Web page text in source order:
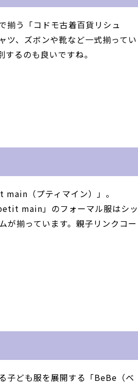
揃う「コドモ古着百貨リシュ
ツ、ズボンや靴など一式揃ってい
るのも良いですね。
（プティマイン）」。
main」のフォーマル服はシッ
が揃っています。親子リンクコー
子ども服を展開する「BeBe（ベ